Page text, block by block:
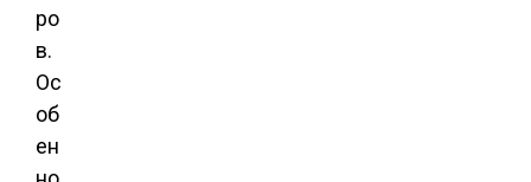
ро
в.
Ос
об
ен